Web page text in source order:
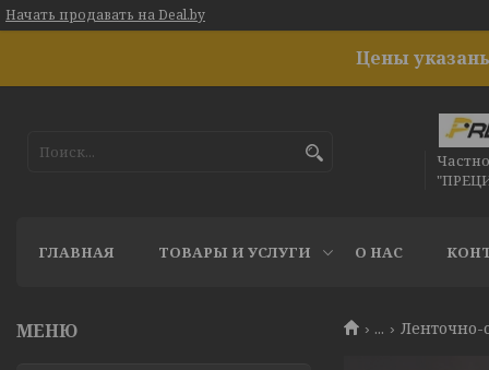
Начать продавать на Deal.by
Цены
ГЛАВНАЯ ТОВАРЫ И УСЛУГИ О НАС
... Ленточно-